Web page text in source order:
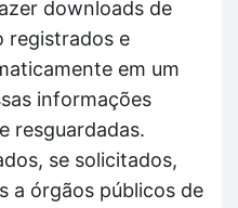
downloads de
registrados e
em um
informações
resguardadas.
se solicitados,
a órgãos públicos de